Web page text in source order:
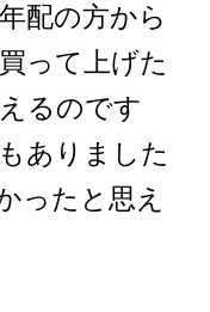
配の方から
って上げた
るのです
ありました
ったと思え